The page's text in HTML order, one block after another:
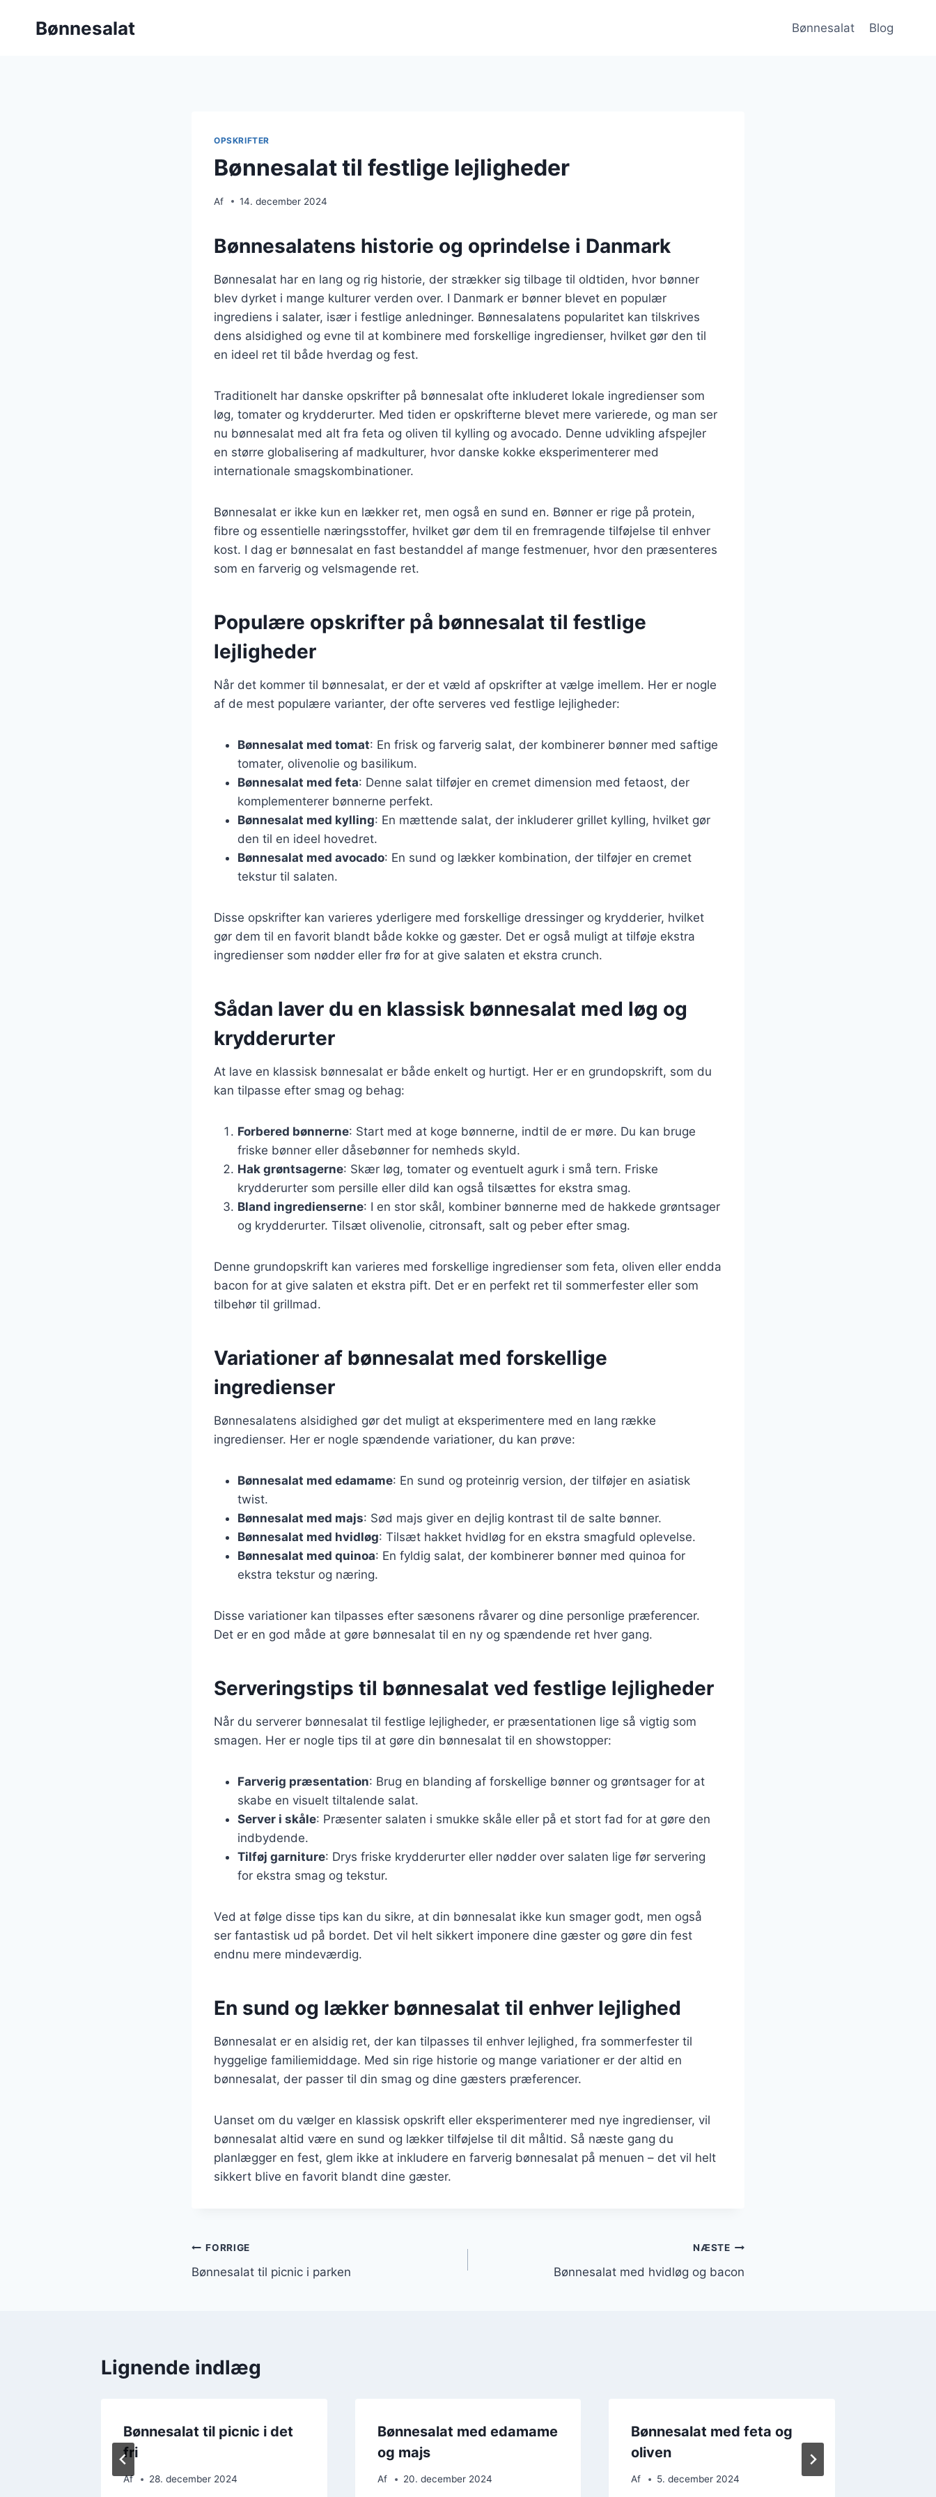
Bønnesalat Bønnesalat Blog
OPSKRIFTER
Bønnesalat til festlige lejligheder
Af 14. december 2024
Bønnesalatens historie og oprindelse i Danmark
Bønnesalat har en lang og rig historie, der strækker sig tilbage til oldtiden, hvor bønner
blev dyrket i mange kulturer verden over. I Danmark er bønner blevet en populær
ingrediens i salater, især i festlige anledninger. Bønnesalatens popularitet kan tilskrives
dens alsidighed og evne til at kombinere med forskellige ingredienser, hvilket gør den til
en ideel ret til både hverdag og fest.
Traditionelt har danske opskrifter på bønnesalat ofte inkluderet lokale ingredienser som
løg, tomater og krydderurter. Med tiden er opskrifterne blevet mere varierede, og man ser
nu bønnesalat med alt fra feta og oliven til kylling og avocado. Denne udvikling afspejler
en større globalisering af madkulturer, hvor danske kokke eksperimenterer med
internationale smagskombinationer.
Bønnesalat er ikke kun en lækker ret, men også en sund en. Bønner er rige på protein,
fibre og essentielle næringsstoffer, hvilket gør dem til en fremragende tilføjelse til enhver
kost. I dag er bønnesalat en fast bestanddel af mange festmenuer, hvor den præsenteres
som en farverig og velsmagende ret.
Populære opskrifter på bønnesalat til festlige
lejligheder
Når det kommer til bønnesalat, er der et væld af opskrifter at vælge imellem. Her er nogle
af de mest populære varianter, der ofte serveres ved festlige lejligheder:
Bønnesalat med tomat: En frisk og farverig salat, der kombinerer bønner med saftige
tomater, olivenolie og basilikum.
Bønnesalat med feta: Denne salat tilføjer en cremet dimension med fetaost, der
komplementerer bønnerne perfekt.
Bønnesalat med kylling: En mættende salat, der inkluderer grillet kylling, hvilket gør
den til en ideel hovedret.
Bønnesalat med avocado: En sund og lækker kombination, der tilføjer en cremet
tekstur til salaten.
Disse opskrifter kan varieres yderligere med forskellige dressinger og krydderier, hvilket
gør dem til en favorit blandt både kokke og gæster. Det er også muligt at tilføje ekstra
ingredienser som nødder eller frø for at give salaten et ekstra crunch.
Sådan laver du en klassisk bønnesalat med løg og
krydderurter
At lave en klassisk bønnesalat er både enkelt og hurtigt. Her er en grundopskrift, som du
kan tilpasse efter smag og behag:
Forbered bønnerne: Start med at koge bønnerne, indtil de er møre. Du kan bruge
friske bønner eller dåsebønner for nemheds skyld.
Hak grøntsagerne: Skær løg, tomater og eventuelt agurk i små tern. Friske
krydderurter som persille eller dild kan også tilsættes for ekstra smag.
Bland ingredienserne: I en stor skål, kombiner bønnerne med de hakkede grøntsager
og krydderurter. Tilsæt olivenolie, citronsaft, salt og peber efter smag.
Denne grundopskrift kan varieres med forskellige ingredienser som feta, oliven eller endda
bacon for at give salaten et ekstra pift. Det er en perfekt ret til sommerfester eller som
tilbehør til grillmad.
Variationer af bønnesalat med forskellige
ingredienser
Bønnesalatens alsidighed gør det muligt at eksperimentere med en lang række
ingredienser. Her er nogle spændende variationer, du kan prøve:
Bønnesalat med edamame: En sund og proteinrig version, der tilføjer en asiatisk
twist.
Bønnesalat med majs: Sød majs giver en dejlig kontrast til de salte bønner.
Bønnesalat med hvidløg: Tilsæt hakket hvidløg for en ekstra smagfuld oplevelse.
Bønnesalat med quinoa: En fyldig salat, der kombinerer bønner med quinoa for
ekstra tekstur og næring.
Disse variationer kan tilpasses efter sæsonens råvarer og dine personlige præferencer.
Det er en god måde at gøre bønnesalat til en ny og spændende ret hver gang.
Serveringstips til bønnesalat ved festlige lejligheder
Når du serverer bønnesalat til festlige lejligheder, er præsentationen lige så vigtig som
smagen. Her er nogle tips til at gøre din bønnesalat til en showstopper:
Farverig præsentation: Brug en blanding af forskellige bønner og grøntsager for at
skabe en visuelt tiltalende salat.
Server i skåle: Præsenter salaten i smukke skåle eller på et stort fad for at gøre den
indbydende.
Tilføj garniture: Drys friske krydderurter eller nødder over salaten lige før servering
for ekstra smag og tekstur.
Ved at følge disse tips kan du sikre, at din bønnesalat ikke kun smager godt, men også
ser fantastisk ud på bordet. Det vil helt sikkert imponere dine gæster og gøre din fest
endnu mere mindeværdig.
En sund og lækker bønnesalat til enhver lejlighed
Bønnesalat er en alsidig ret, der kan tilpasses til enhver lejlighed, fra sommerfester til
hyggelige familiemiddage. Med sin rige historie og mange variationer er der altid en
bønnesalat, der passer til din smag og dine gæsters præferencer.
Uanset om du vælger en klassisk opskrift eller eksperimenterer med nye ingredienser, vil
bønnesalat altid være en sund og lækker tilføjelse til dit måltid. Så næste gang du
planlægger en fest, glem ikke at inkludere en farverig bønnesalat på menuen – det vil helt
sikkert blive en favorit blandt dine gæster.
Indlægsnavigation
FORRIGE
Bønnesalat til picnic i parken
NÆSTE
Bønnesalat med hvidløg og bacon
Lignende indlæg
Bønnesalat til picnic i det
fri
Af 28. december 2024
Bønnesalat med edamame
og majs
Af 20. december 2024
Bønnesalat med feta og
oliven
Af 5. december 2024